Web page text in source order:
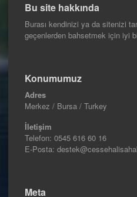
Bu site hakkında
Burası kendinizi ya da sitenizi
geçenlerden bahsetmek için iyi
Konumumuz
Adres
Merkez / Bursa / Turkey
İletişim
Telefon: 0545 616 60 16
E-Posta:
Meta